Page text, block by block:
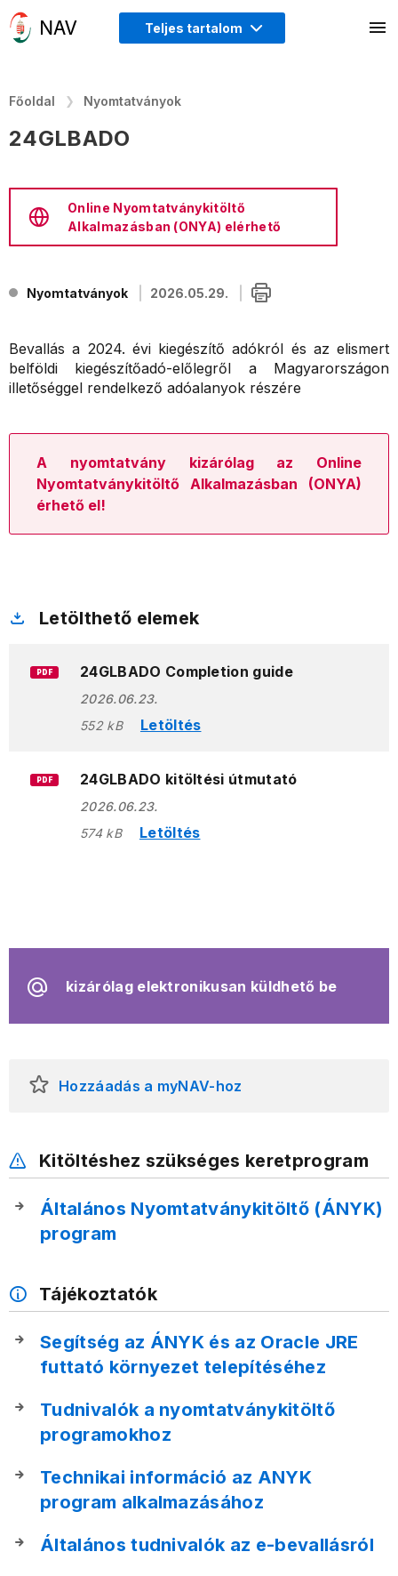
Teljes tartalom
Főoldal Nyomtatványok
24GLBADO
Online Nyomtatványkitöltő
Alkalmazásban (ONYA) elérhető
Nyomtatványok 2026.05.29.
Bevallás a 2024. évi kiegészítő adókról és az elismert
belföldi kiegészítőadó-előlegről a Magyarországon
illetőséggel rendelkező adóalanyok részére
A nyomtatvány kizárólag az Online
Nyomtatványkitöltő Alkalmazásban (ONYA)
érhető el!
Letölthető elemek
PDF 24GLBADO Completion guide
2026.06.23.
552 kB
Letöltés
PDF 24GLBADO kitöltési útmutató
2026.06.23.
574 kB
Letöltés
kizárólag elektronikusan küldhető be
Hozzáadás a myNAV-hoz
Kitöltéshez szükséges keretprogram
Általános Nyomtatványkitöltő (ÁNYK)
program
Tájékoztatók
Segítség az ÁNYK és az Oracle JRE
futtató környezet telepítéséhez
Tudnivalók a nyomtatványkitöltő
programokhoz
Technikai információ az ANYK
program alkalmazásához
Általános tudnivalók az e-bevallásról